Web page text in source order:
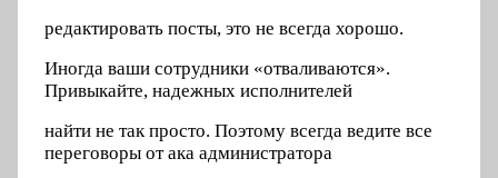
редактировать посты, это не всегда хорошо.
Иногда ваши сотрудники «отваливаются».
Привыкайте, надежных исполнителей
найти не так просто. Поэтому всегда ведите все
переговоры от ака администратора